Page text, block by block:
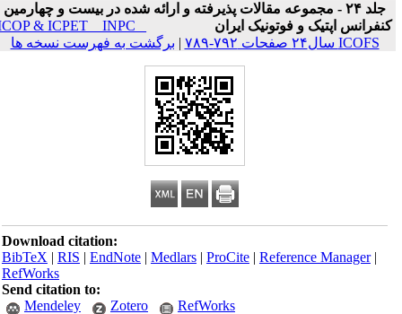
جلد ۲۴ - مجموعه مقالات پذیرفته و ارائه شده در بیست و چهارمین
کنفرانس اپتیک و فوتونیک ایران
ICOP & ICPET _ INPC _
ICOFS سال۲۴ صفحات ۷۹۲-۷۸۹
|برگشت به فهرست نسخه ها
Download citation:
BibTeX|RIS|EndNote|Medlars|ProCite|Reference Manager
RefWorks
Send citation to:
Mendeley
Zotero RefWorks